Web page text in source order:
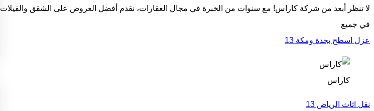
لا تنظر أبعد من شركة كاراس! مع سنوات من الخبرة في مجال العقارات، نقدم أفضل العروض على الشقق والفيلات
في جميع
عزل اسطح بجدة ومكة 13
كاراس
نقل اثاث الرياض 13